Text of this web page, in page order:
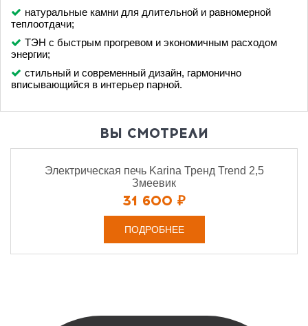
натуральные камни для длительной и равномерной
теплоотдачи;
ТЭН с быстрым прогревом и экономичным расходом
энергии;
стильный и современный дизайн, гармонично
вписывающийся в интерьер парной.
ВЫ СМОТРЕЛИ
Электрическая печь Karina Тренд Trend 2,5
Змеевик
31 600 ₽
ПОДРОБНЕЕ